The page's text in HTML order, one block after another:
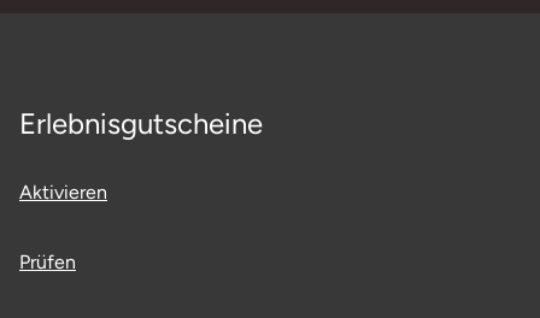
Erlebnisgutscheine
Aktivieren
Prüfen